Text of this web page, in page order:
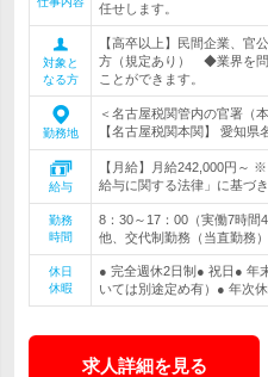
任せします。
対象と
なる方
【高卒以上】民間企業、官
方（規定あり） ◆業界を問
ことができます。
勤務地
＜名古屋税関管内の官署（
【名古屋税関本関】 愛知県
給与
【月給】月給242,000円～
給与に関する法律」に基づ
勤務
時間
8：30～17：00（実働7時
他、交代制勤務（当直勤務
休日
休暇
● 完全週休2日制● 祝日● 年
いては別途定め有）● 年次
求人詳細を見る